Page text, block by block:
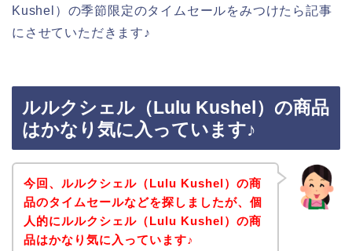
Kushel）の季節限定のタイムセールをみつけたら記事
にさせていただきます♪
ルルクシェル（Lulu Kushel）の商品
はかなり気に入っています♪
今回、ルルクシェル（Lulu Kushel）の商
品のタイムセールなどを探しましたが、個
人的にルルクシェル（Lulu Kushel）の商
品はかなり気に入っています♪